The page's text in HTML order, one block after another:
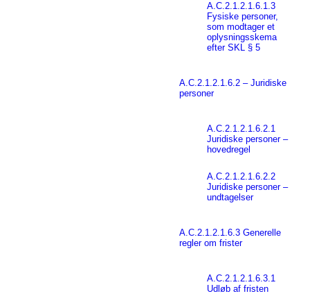
A.C.2.1.2.1.6.1.3
Fysiske personer,
som modtager et
oplysningsskema
efter SKL § 5
A.C.2.1.2.1.6.2 – Juridiske
personer
A.C.2.1.2.1.6.2.1
Juridiske personer –
hovedregel
A.C.2.1.2.1.6.2.2
Juridiske personer –
undtagelser
A.C.2.1.2.1.6.3 Generelle
regler om frister
A.C.2.1.2.1.6.3.1
Udløb af fristen